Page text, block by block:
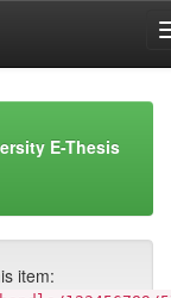
E-Thesis
item: